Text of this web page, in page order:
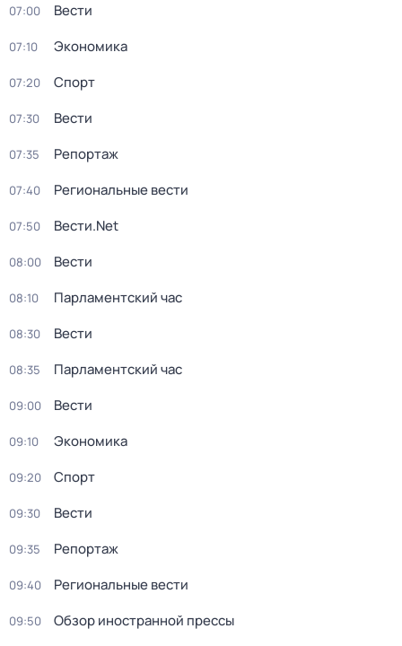
07:00 Вести
07:10 Экономика
07:20 Спорт
07:30 Вести
07:35 Репортаж
07:40 Региональные вести
07:50 Вести.Net
08:00 Вести
08:10 Парламентский час
08:30 Вести
08:35 Парламентский час
09:00 Вести
09:10 Экономика
09:20 Спорт
09:30 Вести
09:35 Репортаж
09:40 Региональные вести
09:50 Обзор иностранной прессы